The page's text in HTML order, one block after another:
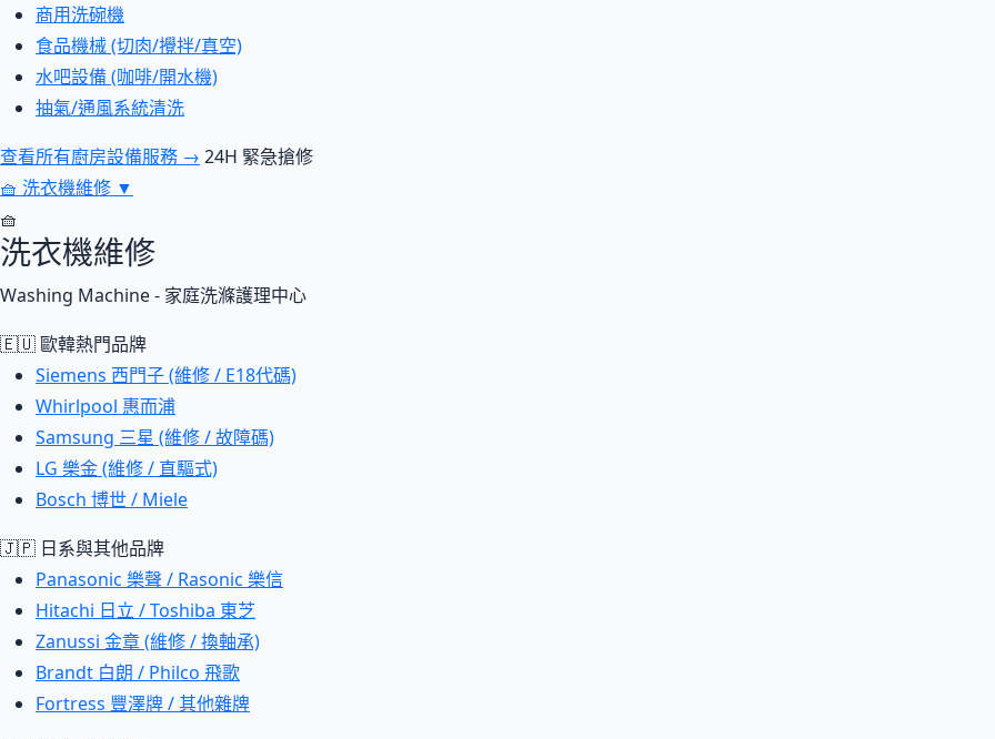
商用洗碗機
食品機械 (切肉/攪拌/真空)
水吧設備 (咖啡/開水機)
抽氣/通風系統清洗
查看所有廚房設備服務 → 24H 緊急搶修
🧺 洗衣機維修 ▼
🧺
洗衣機維修
Washing Machine - 家庭洗滌護理中心
🇪🇺 歐韓熱門品牌
Siemens 西門子 (維修 / E18代碼)
Whirlpool 惠而浦
Samsung 三星 (維修 / 故障碼)
LG 樂金 (維修 / 直驅式)
Bosch 博世 / Miele
🇯🇵 日系與其他品牌
Panasonic 樂聲 / Rasonic 樂信
Hitachi 日立 / Toshiba 東芝
Zanussi 金章 (維修 / 換軸承)
Brandt 白朗 / Philco 飛歌
Fortress 豐澤牌 / 其他雜牌